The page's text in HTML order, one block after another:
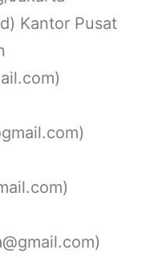
Kantor Pusat